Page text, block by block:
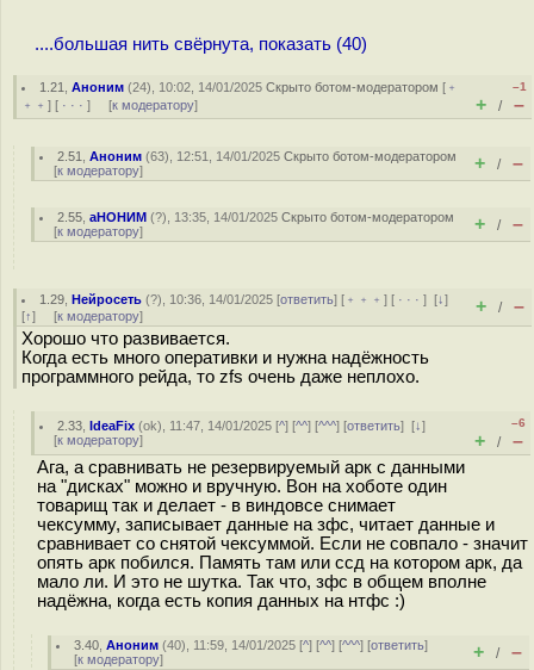
....большая нить свёрнута, показать (40)
1.21 ,Аноним (24), 10:02, 14/01/2025Скрыто ботом-модератором [ ﹢
﹢﹢ ] [ · · · ] [к модератору]
–1
+ / –
2.51 ,Аноним (63), 12:51, 14/01/2025Скрыто ботом-модератором
[к модератору] + / –
2.55 ,аНОНИМ (?), 13:35, 14/01/2025Скрыто ботом-модератором
[к модератору] + / –
1.29 ,Нейросеть (?), 10:36, 14/01/2025 [ответить] [ ﹢﹢﹢] [ · · ·][↓]
[↑] [к модератору] + / –
Хорошо что развивается.
Когда есть много оперативки и нужна надёжность
программного рейда, то zfs очень даже неплохо.
2.33 ,IdeaFix (ok), 11:47, 14/01/2025 [^] [^^] [^^^] [ответить][↓]
[к модератору]
–6
+ / –
Ага, а сравнивать не резервируемый арк с данными
на "дисках" можно и вручную. Вон на хоботе один
товарищ так и делает - в виндовсе снимает
чексумму, записывает данные на зфс, читает данные и
сравнивает со снятой чексуммой. Если не совпало - значит
опять арк побился. Память там или ссд на котором арк, да
мало ли. И это не шутка. Так что, зфс в общем вполне
надёжна, когда есть копия данных на нтфс :)
3.40 ,Аноним (40), 11:59, 14/01/2025 [^] [^^] [^^^] [ответить]
[к модератору] + / –